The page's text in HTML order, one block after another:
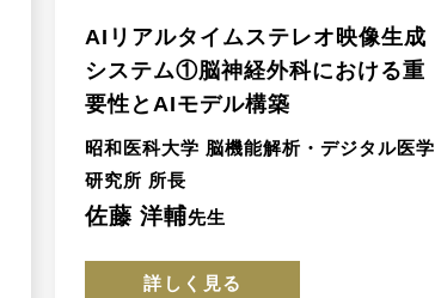
AIリアルタイムステレオ映像生成
システム①脳神経外科における重
要性とAIモデル構築
昭和医科大学 脳機能解析・デジタル医学
研究所 所長
佐藤 洋輔先生
詳しく見る